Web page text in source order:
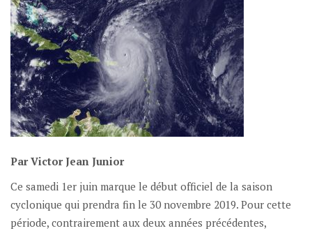
Par Victor Jean Junior
Ce samedi 1er juin marque le début officiel de la saison
cyclonique qui prendra fin le 30 novembre 2019. Pour cette
période, contrairement aux deux années précédentes,